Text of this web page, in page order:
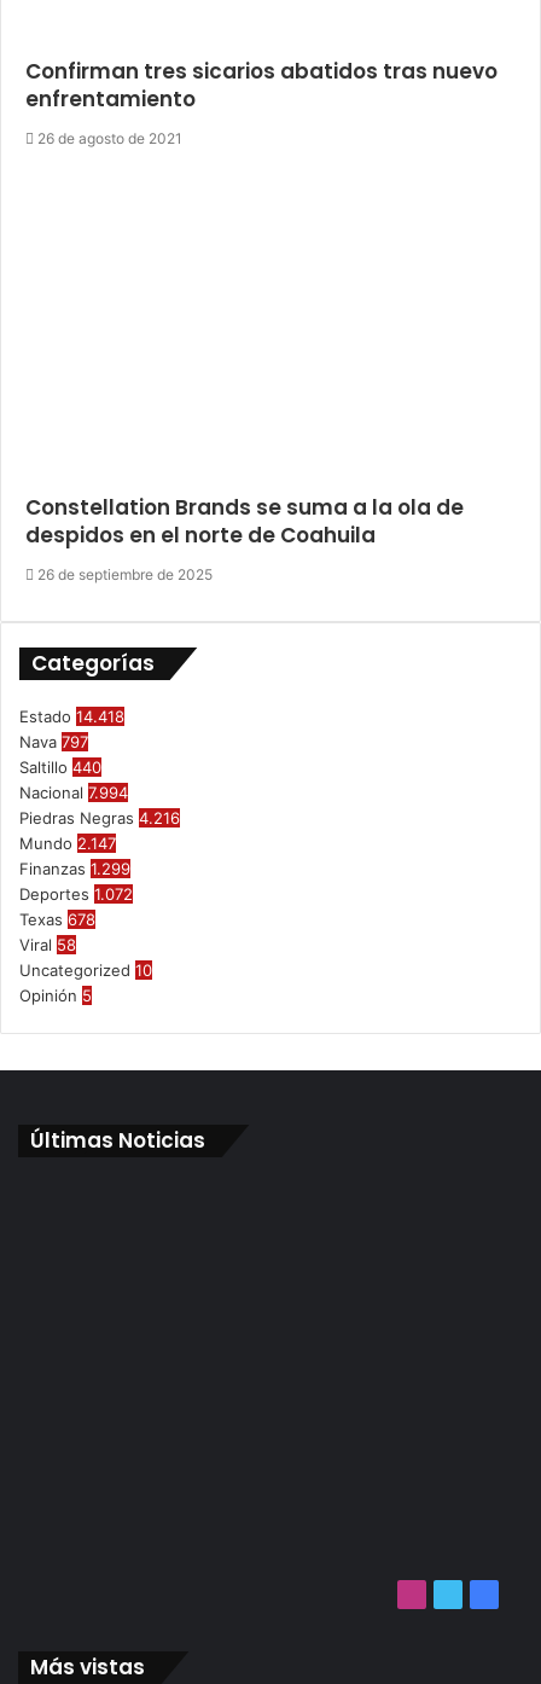
Confirman tres sicarios abatidos tras nuevo
enfrentamiento
26 de agosto de 2021
Constellation Brands se suma a la ola de
despidos en el norte de Coahuila
26 de septiembre de 2025
Categorías
Estado 14.418
Nava 797
Saltillo 440
Nacional 7.994
Piedras Negras 4.216
Mundo 2.147
Finanzas 1.299
Deportes 1.072
Texas 678
Viral 58
Uncategorized 10
Opinión 5
Últimas Noticias
Más vistas